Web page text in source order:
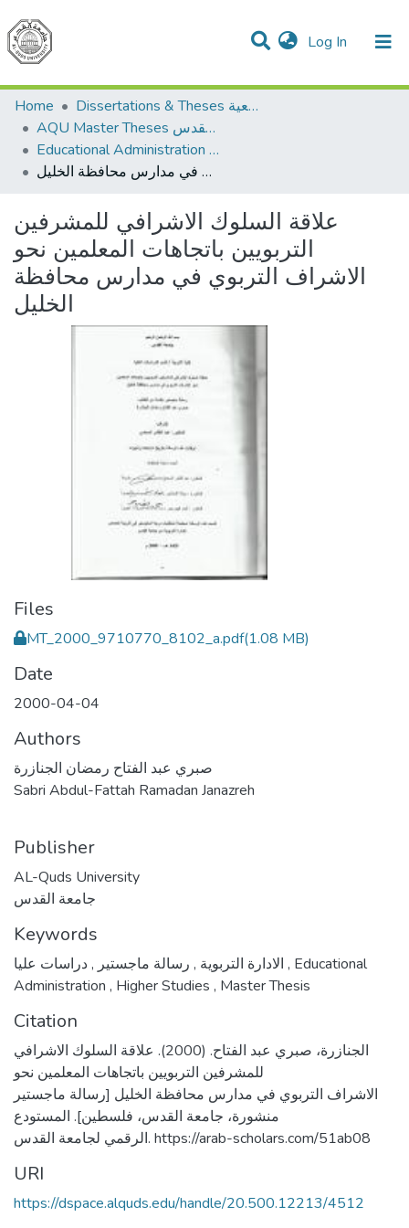
Log In (current)
Communities & Collections
All of DSpace
Home
Dissertations & Theses الرسائل الجامعية
AQU Master Theses الرسائل الجامعية الخاصة بجامعة القدس
Educational Administration الادارة التربوية
علاقة السلوك الاشرافي للمشرفين التربويين باتجاهات المعلمين نحو الاشراف التربوي في مدارس محافظة الخليل
علاقة السلوك الاشرافي للمشرفين
التربويين باتجاهات المعلمين نحو
الاشراف التربوي في مدارس محافظة
الخليل
Files
MT_2000_9710770_8102_a.pdf(1.08 MB)
Date
2000-04-04
Authors
صبري عبد الفتاح رمضان الجنازرة
Sabri Abdul-Fattah Ramadan Janazreh
Publisher
AL-Quds University
جامعة القدس
Keywords
الادارة التربوية , رسالة ماجستير , , Educational
Administration , Higher Studies , Master Thesis
Citation
الجنازرة، صبري عبد الفتاح. (2000). علاقة السلوك الاشرافي
للمشرفين التربويين باتجاهات المعلمين نحو
الاشراف التربوي في مدارس محافظة الخليل [رسالة ماجستير
منشورة، جامعة القدس، فلسطين]. المستودع
الرقمي لجامعة القدس. https://arab-scholars.com/51ab08
URI
https://dspace.alquds.edu/handle/20.500.12213/4512